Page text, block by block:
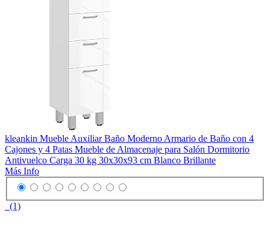
kleankin Mueble Auxiliar Baño Moderno Armario de Baño con 4
Cajones y 4 Patas Mueble de Almacenaje para Salón Dormitorio
Antivuelco Carga 30 kg 30x30x93 cm Blanco Brillante
Más Info
(1)